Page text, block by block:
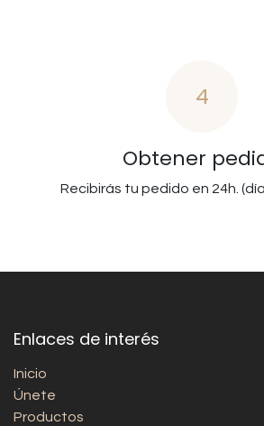
4
Obtener
Recibirás tu pedido en 24h.
Enlaces de interés
Inicio
Únete
Productos